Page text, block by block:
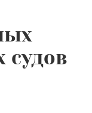
судов